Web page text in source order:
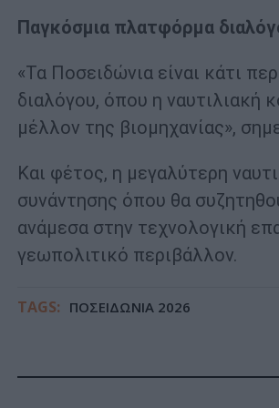
Παγκόσμια πλατφόρμα
«Τα Ποσειδώνια είναι κάτι
διαλόγου, όπου η ναυτιλιακή
μέλλον της βιομηχανίας»,
Και φέτος, η μεγαλύτερη
συνάντησης όπου θα
ανάμεσα στην τεχνολογική
γεωπολιτικό περιβάλλον.
TAGS: ΠΟΣΕΙΔΩΝΙΑ 2026